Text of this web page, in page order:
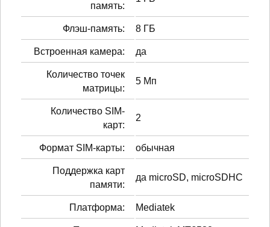
память:
Флэш-память: 8 ГБ
Встроенная камера: да
Количество точек
матрицы:
5 Мп
Количество SIM-
карт:
2
Формат SIM-карты: обычная
Поддержка карт
памяти:
да microSD, microSDHC
Платформа: Mediatek